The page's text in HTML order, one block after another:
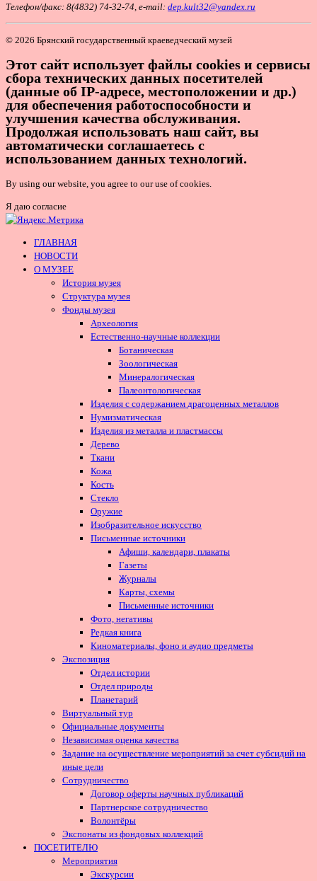
Телефон/факс: 8(4832) 74-32-74, e-mail: dep.kult32@yandex.ru
© 2026 Брянский государственный краеведческий музей
Этот сайт использует файлы cookies и сервисы
сбора технических данных посетителей
(данные об IP-адресе, местоположении и др.)
для обеспечения работоспособности и
улучшения качества обслуживания.
Продолжая использовать наш сайт, вы
автоматически соглашаетесь с
использованием данных технологий.
By using our website, you agree to our use of cookies.
Я даю согласие
ГЛАВНАЯ
НОВОСТИ
О МУЗЕЕ
История музея
Структура музея
Фонды музея
Археология
Естественно-научные коллекции
Ботаническая
Зоологическая
Минералогическая
Палеонтологическая
Изделия с содержанием драгоценных металлов
Нумизматическая
Изделия из металла и пластмассы
Дерево
Ткани
Кожа
Кость
Стекло
Оружие
Изобразительное искусство
Письменные источники
Афиши, календари, плакаты
Газеты
Журналы
Карты, схемы
Письменные источники
Фото, негативы
Редкая книга
Киноматериалы, фоно и аудио предметы
Экспозиция
Отдел истории
Отдел природы
Планетарий
Виртуальный тур
Официальные документы
Независимая оценка качества
Задание на осуществление мероприятий за счет субсидий на
иные цели
Сотрудничество
Договор оферты научных публикаций
Партнерское сотрудничество
Волонтёры
Экспонаты из фондовых коллекций
ПОСЕТИТЕЛЮ
Мероприятия
Экскурсии